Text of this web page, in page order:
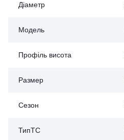
Діаметр
Модель
Профіль висота
Размер
Сезон
ТипТС